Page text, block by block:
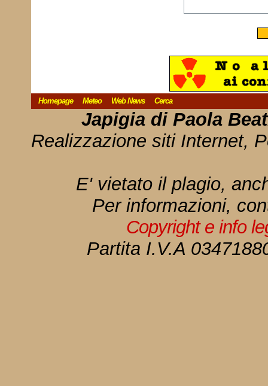
Homepage Meteo Web News Cerca
Japigia di Paola
Realizzazione siti Internet,
E' vietato il plagio,
Per informazioni,
Copyright e info
Partita I.V.A